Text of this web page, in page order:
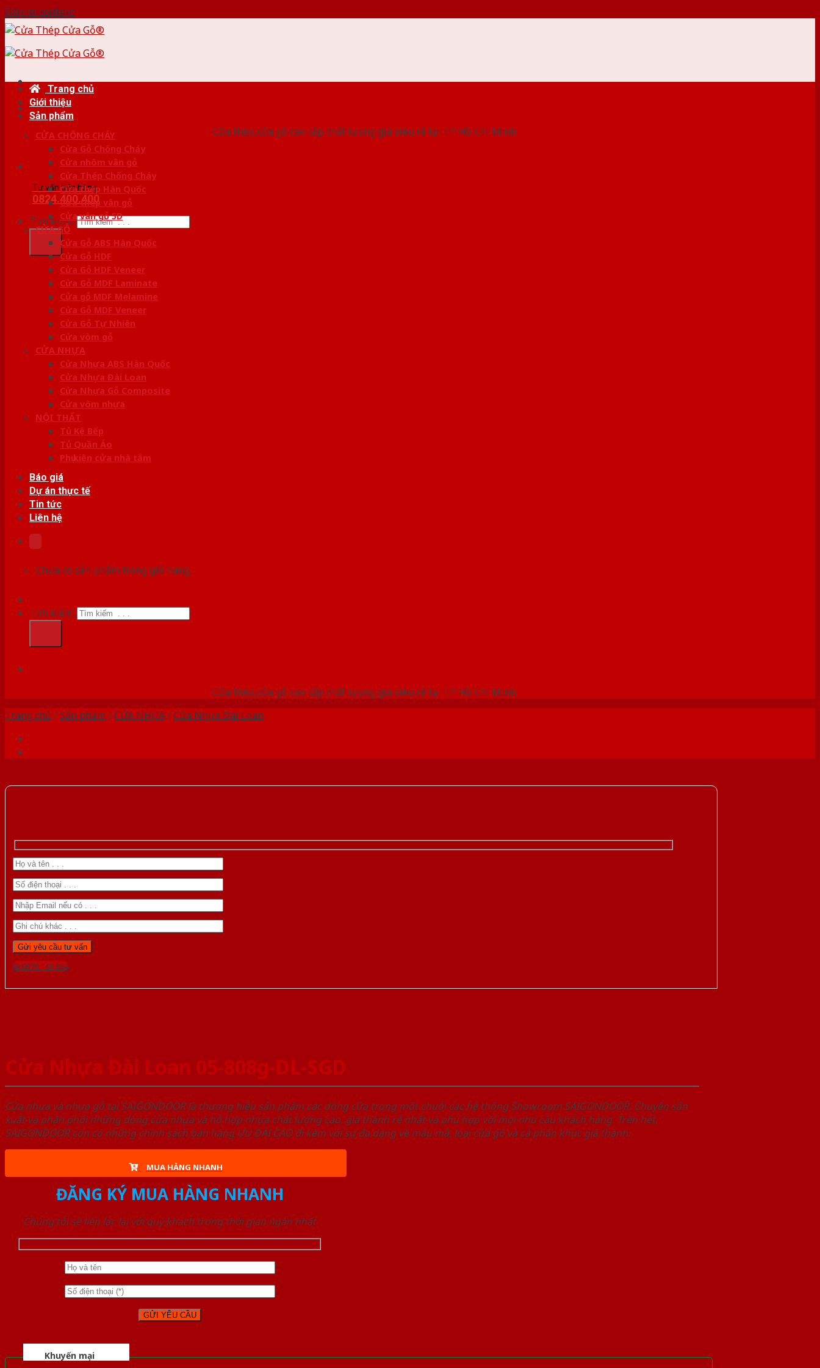
Skip to content
Cửa thép,cửa gỗ cao cấp chất lượng giá siêu rẻ tại TP Hồ Chí Minh
Tư vấn bán hàng
0824.400.400
Tìm kiếm:
Trang chủ
Giới thiệu
Sản phẩm
CỬA CHỐNG CHÁY
Cửa Gỗ Chống Cháy
Cửa nhôm vân gỗ
Cửa Thép Chống Cháy
Cửa thép Hàn Quốc
Cửa thép vân gỗ
Cửa vân gỗ 5D
CỬA GỖ
Cửa Gỗ ABS Hàn Quốc
Cửa Gỗ HDF
Cửa Gỗ HDF Veneer
Cửa Gỗ MDF Laminate
Cửa gỗ MDF Melamine
Cửa Gỗ MDF Veneer
Cửa Gỗ Tự Nhiên
Cửa vòm gỗ
CỬA NHỰA
Cửa Nhựa ABS Hàn Quốc
Cửa Nhựa Đài Loan
Cửa Nhựa Gỗ Composite
Cửa vòm nhựa
NỘI THẤT
Tủ Kệ Bếp
Tủ Quần Áo
Phụ kiện cửa nhà tắm
Báo giá
Dự án thực tế
Tin tức
Liên hệ
Chưa có sản phẩm trong giỏ hàng.
Tìm kiếm:
Cửa thép,cửa gỗ cao cấp chất lượng giá siêu rẻ tại TP Hồ Chí Minh
Trang chủ /Sản phẩm /CỬA NHỰA/Cửa Nhựa Đài Loan
Gọi 0976.169.864
Cửa Nhựa Đài Loan 05-808g-DL-SGD
Cửa nhựa và nhựa gỗ tại SAIGONDOOR là thương hiệu sản phẩm các dòng cửa trong một chuỗi các hệ thống Showroom SAIGONDOOR. Chuyên sản
xuất và phân phối những dòng cửa nhựa và hỗ hợp nhựa chất lượng cao, giá thành rẻ nhất và phù hợp với mọi nhu cầu khách hàng. Trên hết,
SAIGONDOOR còn có những chính sách bán hàng ƯU ĐÃI CAO đi kèm với sự đa dạng về mẫu mã, loại cửa gỗ và cả phân khúc giá thành.
MUA HÀNG NHANH
ĐĂNG KÝ MUA HÀNG NHANH
Chúng tôi sẽ liên lạc lại với quý khách trong thời gian ngắn nhất
Khuyến mại